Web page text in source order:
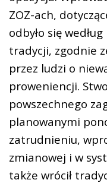
ZOZ-ach,
odbyło się
tradycji, zgodnie
przez ludzi o
proweniencji.
powszechnego
planowanymi
zatrudnieniu,
zmianowej i w
także wrócił